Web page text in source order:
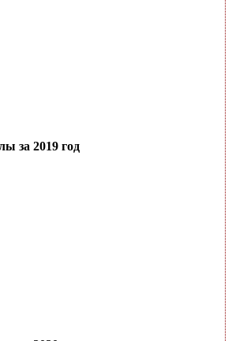
за 2019 год